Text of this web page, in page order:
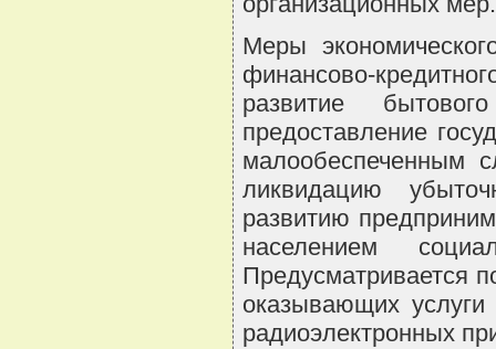
Меры
финансово-
развитие
предоставление
малообеспеченным
ликвидацию
развитию
населением
Предусматривается
оказывающих
радиоэлектронных